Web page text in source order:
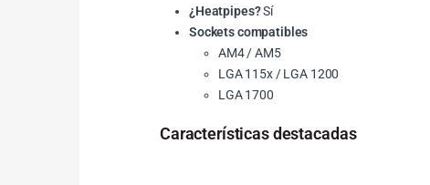
¿Heatpipes?Sí
Sockets compatibles
AM4 / AM5
LGA 115x / LGA 1200
LGA 1700
Características destacadas